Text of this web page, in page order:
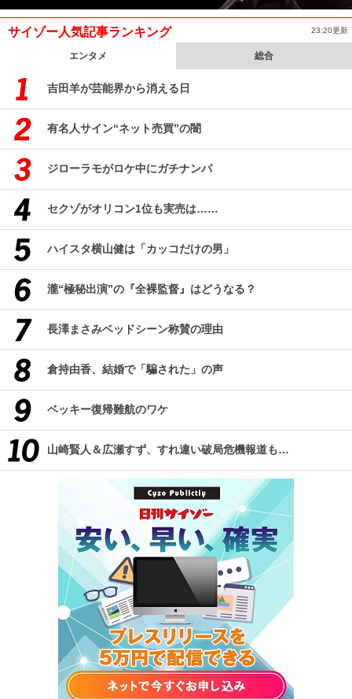
サイゾー人気記事ランキング 23:20更新
エンタメ 総合
吉田羊が芸能界から消える日
有名人サイン“ネット売買”の闇
ジローラモがロケ中にガチナンパ
セクゾがオリコン1位も実売は……
ハイスタ横山健は「カッコだけの男」
瀧“極秘出演”の『全裸監督』はどうなる？
長澤まさみベッドシーン称賛の理由
倉持由香、結婚で「騙された」の声
ベッキー復帰難航のワケ
山崎賢人＆広瀬すず、すれ違い破局危機報道も…